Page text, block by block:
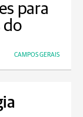
para
do
CAMPOS GERAIS